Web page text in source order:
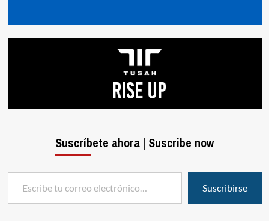
Suscríbete ahora | Suscribe now
Escribe tu correo electrónico…
Suscribirse